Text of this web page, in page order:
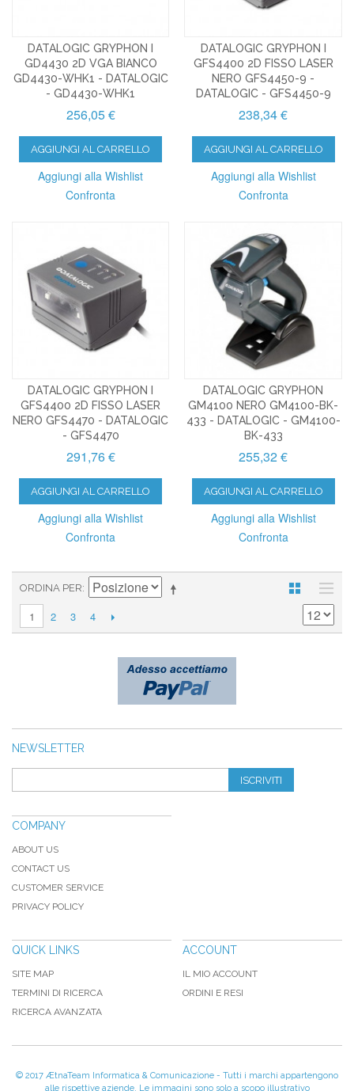
DATALOGIC GRYPHON I
GD4430 2D VGA BIANCO
GD4430-WHK1 - DATALOGIC
- GD4430-WHK1
256,05 €
AGGIUNGI AL CARRELLO
Aggiungi alla Wishlist
Confronta
DATALOGIC GRYPHON I
GFS4400 2D FISSO LASER
NERO GFS4450-9 -
DATALOGIC - GFS4450-9
238,34 €
AGGIUNGI AL CARRELLO
Aggiungi alla Wishlist
Confronta
DATALOGIC GRYPHON I
GFS4400 2D FISSO LASER
NERO GFS4470 - DATALOGIC
- GFS4470
291,76 €
AGGIUNGI AL CARRELLO
Aggiungi alla Wishlist
Confronta
DATALOGIC GRYPHON
GM4100 NERO GM4100-BK-
433 - DATALOGIC - GM4100-
BK-433
255,32 €
AGGIUNGI AL CARRELLO
Aggiungi alla Wishlist
Confronta
ORDINA PER
1 2 3 4
NEWSLETTER
ISCRIVITI
COMPANY
ABOUT US
CONTACT US
CUSTOMER SERVICE
PRIVACY POLICY
QUICK LINKS
SITE MAP
TERMINI DI RICERCA
RICERCA AVANZATA
ACCOUNT
IL MIO ACCOUNT
ORDINI E RESI
© 2017 ÆtnaTeam Informatica & Comunicazione - Tutti i marchi appartengono
alle rispettive aziende. Le immagini sono solo a scopo illustrativo